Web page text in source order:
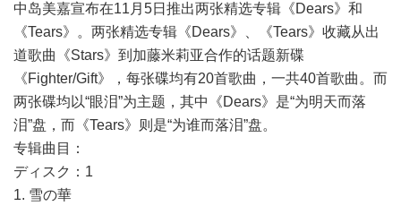
中岛美嘉宣布在11月5日推出两张精选专辑《Dears》和
《Tears》。两张精选专辑《Dears》、《Tears》收藏从出
道歌曲《Stars》到加藤米莉亚合作的话题新碟
《Fighter/Gift》，每张碟均有20首歌曲，一共40首歌曲。而
两张碟均以“眼泪”为主题，其中《Dears》是“为明天而落
泪”盘，而《Tears》则是“为谁而落泪”盘。
专辑曲目：
ディスク：1
1. 雪の華